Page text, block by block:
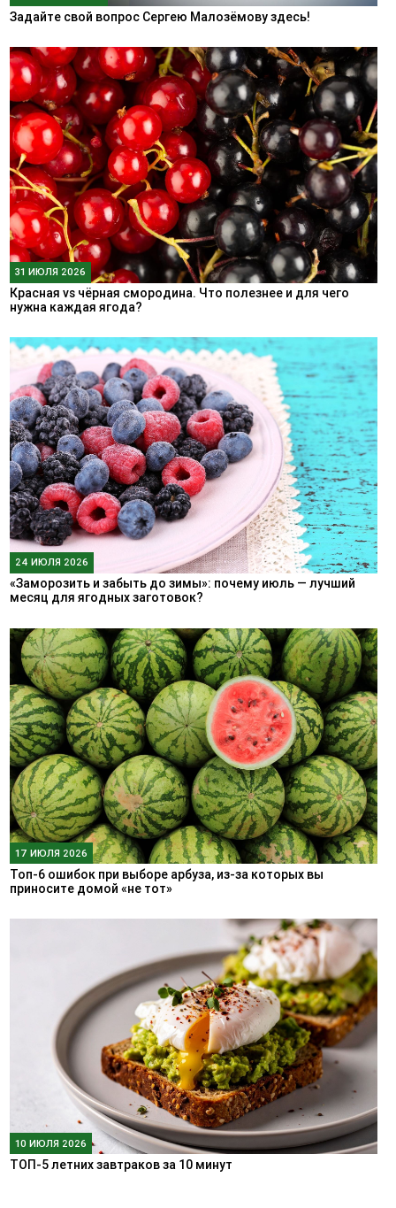
Задайте свой вопрос Сергею Малозёмову здесь!
31 ИЮЛЯ 2026
Красная vs чёрная смородина. Что полезнее и для чего
нужна каждая ягода?
24 ИЮЛЯ 2026
«Заморозить и забыть до зимы»: почему июль — лучший
месяц для ягодных заготовок?
17 ИЮЛЯ 2026
Топ-6 ошибок при выборе арбуза, из-за которых вы
приносите домой «не тот»
10 ИЮЛЯ 2026
ТОП-5 летних завтраков за 10 минут